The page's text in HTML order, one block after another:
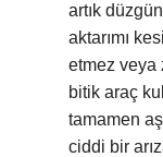
artık
aktarımı
etmez veya
bitik araç
tamamen
ciddi bir